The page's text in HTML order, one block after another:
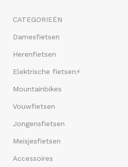
CATEGORIEËN
Damesfietsen
Herenfietsen
Elektrische fietsen⚡
Mountainbikes
Vouwfietsen
Jongensfietsen
Meisjesfietsen
Accessoires